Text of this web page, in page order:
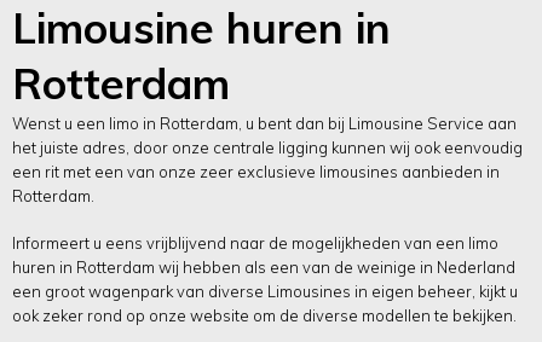
Limousine huren in
Rotterdam
Wenst u een limo in Rotterdam, u bent dan bij Limousine Service aan
het juiste adres, door onze centrale ligging kunnen wij ook eenvoudig
een rit met een van onze zeer exclusieve limousines aanbieden in
Rotterdam.
Informeert u eens vrijblijvend naar de mogelijkheden van een limo
huren in Rotterdam wij hebben als een van de weinige in Nederland
een groot wagenpark van diverse Limousines in eigen beheer, kijkt u
ook zeker rond op onze website om de diverse modellen te bekijken.